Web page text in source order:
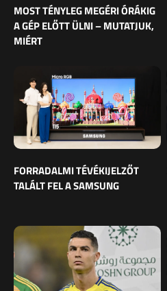
MOST TÉNYLEG MEGÉRI ÓRÁKIG
A GÉP ELŐTT ÜLNI – MUTATJUK,
MIÉRT
FORRADALMI TÉVÉKIJELZŐT
TALÁLT FEL A SAMSUNG